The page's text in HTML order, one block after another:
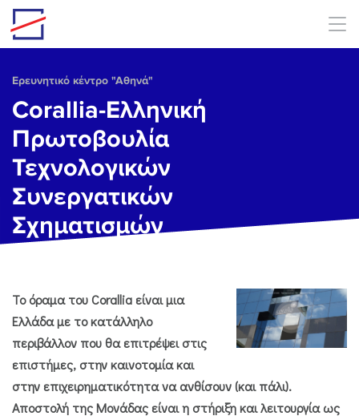
Skip to main content
Ερευνητικό κέντρο "Αθηνά"
Corallia-Ελληνική
Πρωτοβουλία
Τεχνολογικών
Συνεργατικών
Σχηματισμών
Το όραμα του Corallia είναι μια
Ελλάδα με το κατάλληλο
περιβάλλον που θα επιτρέψει στις
επιστήμες, στην καινοτομία και
στην επιχειρηματικότητα να ανθίσουν (και πάλι).
Αποστολή της Μονάδας είναι η στήριξη και λειτουργία ως